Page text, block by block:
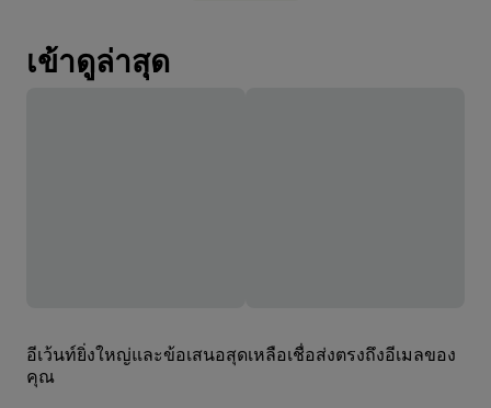
เข้าดูล่าสุด
อีเว้นท์ยิ่งใหญ่และข้อเสนอสุดเหลือเชื่อส่งตรงถึงอีเมลของ
คุณ